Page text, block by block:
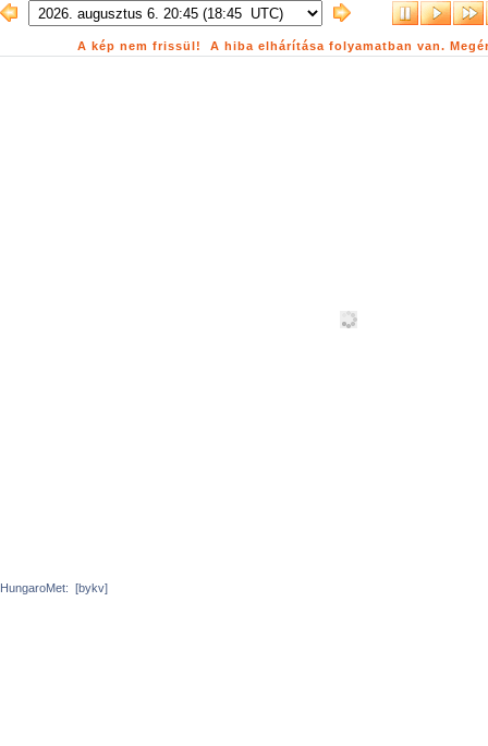
A kép nem frissül! A hiba elhárítása folyamatban van.
HungaroMet: [bykv]